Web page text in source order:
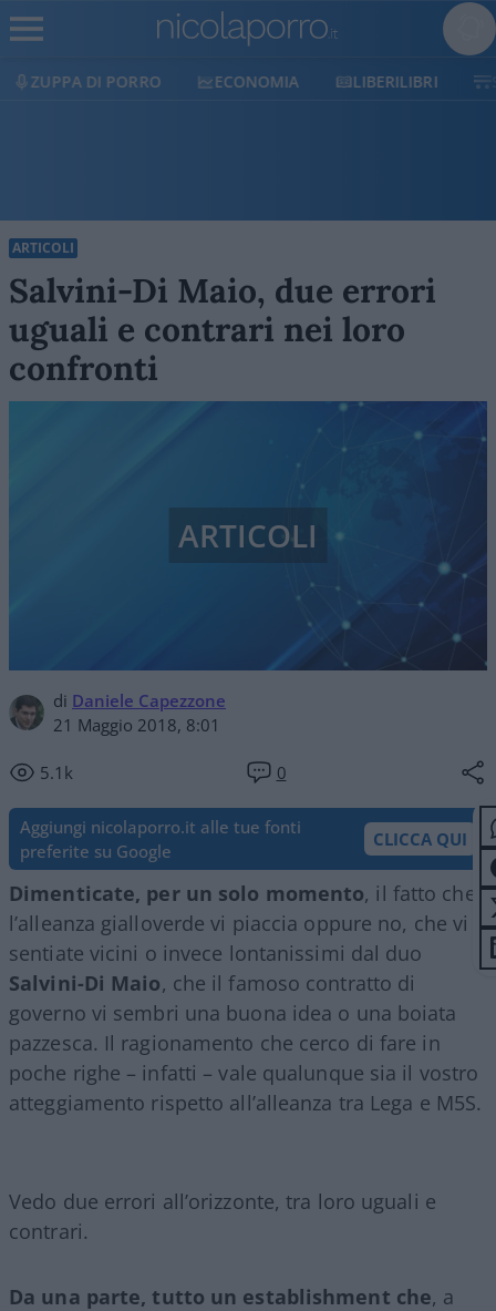
ECONOMIA LIBERILIBRI SHOP SOSTIENICI
ARTICOLI
Salvini-Di Maio, due errori
uguali e contrari nei loro
confronti
di Daniele Capezzone
21 Maggio 2018, 8:01
5.1k 0
ARTICOLI
Aggiungi nicolaporro.it alle tue fonti
preferite su Google
CLICCA QUI
Dimenticate, per un solo momento, il fatto che
l’alleanza gialloverde vi piaccia oppure no, che vi
sentiate vicini o invece lontanissimi dal duo
Salvini-Di Maio, che il famoso contratto di
governo vi sembri una buona idea o una boiata
pazzesca. Il ragionamento che cerco di fare in
poche righe – infatti – vale qualunque sia il vostro
atteggiamento rispetto all’alleanza tra Lega e M5S.
Vedo due errori all’orizzonte, tra loro uguali e
contrari.
Da una parte, tutto un establishment che, a